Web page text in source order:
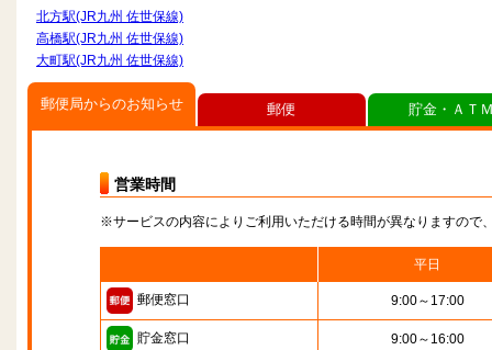
北方駅(JR九州 佐世保線)
高橋駅(JR九州 佐世保線)
大町駅(JR九州 佐世保線)
郵便局からのお知らせ
営業時間
※サービスの内容によりご利用いただける時間が異なりますので
平日
郵便窓口 9:00～17:00
貯金窓口 9:00～16:00
郵便 貯金・ＡＴ